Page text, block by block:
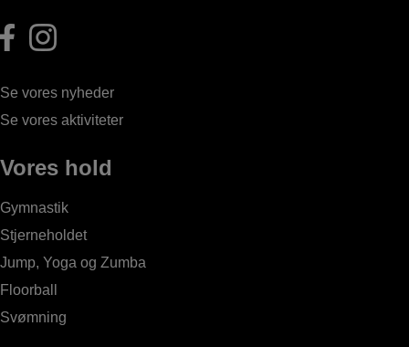
Se vores nyheder
Se vores aktiviteter
Vores hold
Gymnastik
Stjerneholdet
Jump, Yoga og Zumba
Floorball
Svømning